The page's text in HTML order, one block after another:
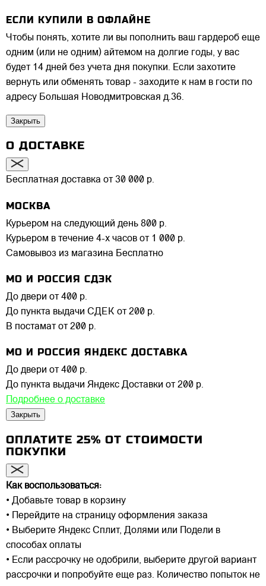
ЕСЛИ КУПИЛИ В ОФЛАЙНЕ
Чтобы понять, хотите ли вы пополнить ваш гардероб еще
одним (или не одним) айтемом на долгие годы, у вас
будет 14 дней без учета дня покупки. Если захотите
вернуть или обменять товар - заходите к нам в гости по
адресу Большая Новодмитровская д.36.
Закрыть
О ДОСТАВКЕ
Бесплатная доставка от 30 000 р.
МОСКВА
Курьером на следующий день 800 р.
Курьером в течение 4-х часов от 1 000 р.
Самовывоз из магазина Бесплатно
МО И РОССИЯ СДЭК
До двери от 400 р.
До пункта выдачи СДЕК от 200 р.
В постамат от 200 р.
МО И РОССИЯ ЯНДЕКС ДОСТАВКА
До двери от 400 р.
До пункта выдачи Яндекс Доставки от 200 р.
Подробнее о доставке
Закрыть
ОПЛАТИТЕ 25% ОТ СТОИМОСТИ
ПОКУПКИ
Как воспользоваться:
• Добавьте товар в корзину
• Перейдите на страницу оформления заказа
• Выберите Яндекс Сплит, Долями или Подели в
способах оплаты
• Если рассрочку не одобрили, выберите другой вариант
рассрочки и попробуйте еще раз. Количество попыток не